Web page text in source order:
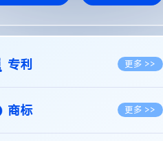
专利 更多 >>
商标 更多 >>